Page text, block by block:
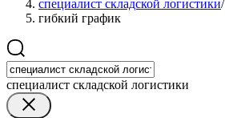
специалист складской логистики/
гибкий график
специалист складской логистики